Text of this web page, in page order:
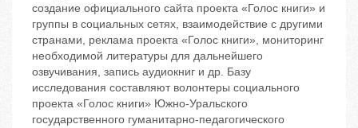
создание официального сайта проекта «Голос книги» и
группы в социальных сетях, взаимодействие с другими
странами, реклама проекта «Голос книги», мониторинг
необходимой литературы для дальнейшего
озвучивания, запись аудиокниг и др. Базу
исследования составляют волонтеры социального
проекта «Голос книги» Южно-Уральского
государственного гуманитарно-педагогического